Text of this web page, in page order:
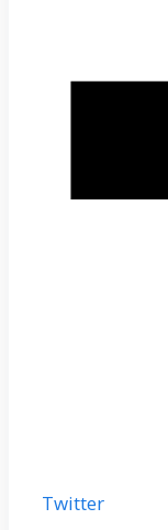
Twitter